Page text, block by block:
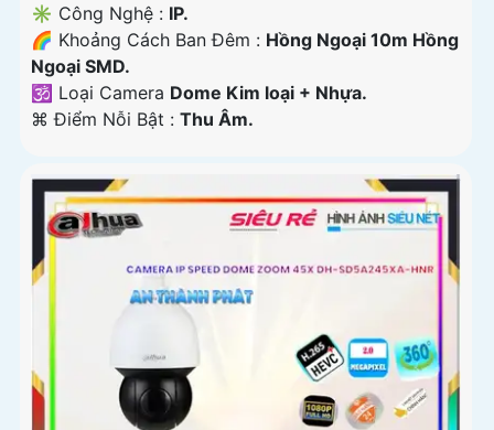
✳️ Công Nghệ : IP.
🌈 Khoảng Cách Ban Đêm : Hồng Ngoại 10m Hồng
Ngoại SMD.
🕉️ Loại Camera Dome Kim loại + Nhựa.
️⌘ Điểm Nỗi Bật : Thu Âm.